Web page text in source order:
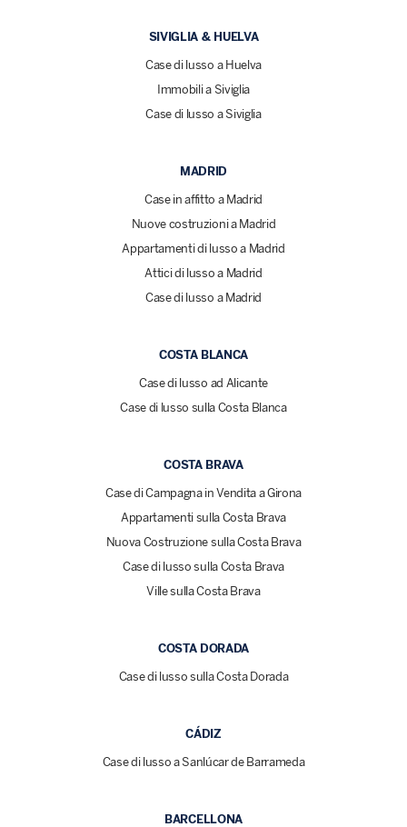
SIVIGLIA & HUELVA
Case di lusso a Huelva
Immobili a Siviglia
Case di lusso a Siviglia
MADRID
Case in affitto a Madrid
Nuove costruzioni a Madrid
Appartamenti di lusso a Madrid
Attici di lusso a Madrid
Case di lusso a Madrid
COSTA BLANCA
Case di lusso ad Alicante
Case di lusso sulla Costa Blanca
COSTA BRAVA
Case di Campagna in Vendita a Girona
Appartamenti sulla Costa Brava
Nuova Costruzione sulla Costa Brava
Case di lusso sulla Costa Brava
Ville sulla Costa Brava
COSTA DORADA
Case di lusso sulla Costa Dorada
CÁDIZ
Case di lusso a Sanlúcar de Barrameda
BARCELLONA